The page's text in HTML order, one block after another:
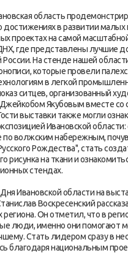
область
достижениях в развитии малых
проектах на самой
где представлены лучшие
На стенде нашей
которые провели
в легкой
ситцев, организованный
Якубовым вместе со
выставки также могли
Ивановской
по волжским набережным,
Рождества", стать
рисунка на ткани и
стендах.
Ивановской области на
Воскресенский
Он отметил, что в
люди, именно они помогают
Стать лидером сразу в
благодаря национальным